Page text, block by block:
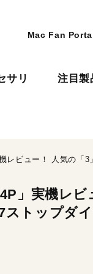
Mac Fan
サリ 注目製
」実機レビ
ストップダ